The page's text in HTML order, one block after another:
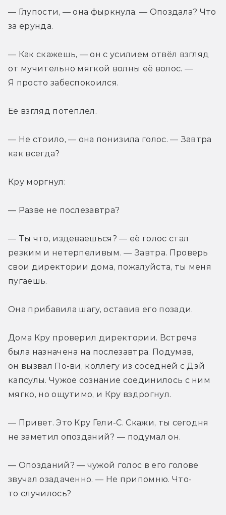
— Глупости, — она фыркнула. — Опоздала? Что
за ерунда.
— Как скажешь, — он с усилием отвёл взгляд
от мучительно мягкой волны её волос. —
Я просто забеспокоился.
Её взгляд потеплел.
— Не стоило, — она понизила голос. — Завтра
как всегда?
Кру моргнул:
— Разве не послезавтра?
— Ты что, издеваешься? — её голос стал
резким и нетерпеливым. — Завтра. Проверь
свои директории дома, пожалуйста, ты меня
пугаешь.
Она прибавила шагу, оставив его позади.
Дома Кру проверил директории. Встреча
была назначена на послезавтра. Подумав,
он вызвал По-ви, коллегу из соседней с Дэй
капсулы. Чужое сознание соединилось с ним
мягко, но ощутимо, и Кру вздрогнул.
— Привет. Это Кру Гели-С. Скажи, ты сегодня
не заметил опозданий? — подумал он.
— Опозданий? — чужой голос в его голове
звучал озадаченно. — Не припомню. Что-
то случилось?